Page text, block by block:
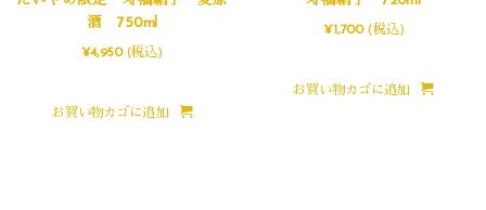
酒 750ml
¥4,950 (税込)
お買い物カゴに追加
¥1,700 (税込)
お買い物カゴに追加